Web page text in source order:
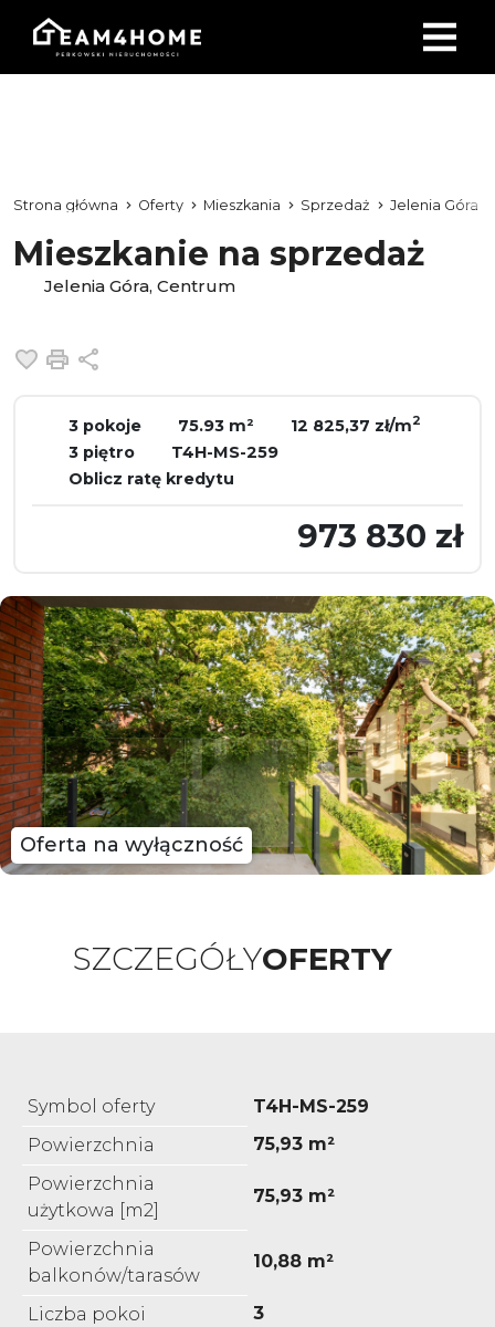
Strona główna Oferty Mieszkania Sprzedaż Jelenia Góra
Mieszkanie na sprzedaż
Jelenia Góra, Centrum
Dodaj do ulubionych
Drukuj
3 pokoje 75.93 m² 12 825,37 zł/m2
3 piętro
T4H-MS-259
Oblicz ratę kredytu
973 830 zł
Oferta na wyłączność
SZCZEGÓŁYOFERTY
Symbol oferty
T4H-MS-259
Powierzchnia
75,93 m²
Powierzchnia
użytkowa [m2]
75,93 m²
Powierzchnia
balkonów/tarasów
10,88 m²
Liczba pokoi
3